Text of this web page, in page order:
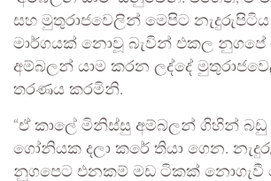
සහ මුතුරාජවෙලින් මෙපිට
මාර්ගයක් නොවූ බැවින් එකල නුගපේ
අම්බලන් යාම කරන ලද්දේ
තරණය කරමිනි.
“ඒ කාලේ මිනිස්සු අම්බලන් ගිහින් බඩු
ගෝනියක දලා කරේ තියා ගෙන.
නුගපෙට එනකම් මඩ ටිකක් නොගැවී